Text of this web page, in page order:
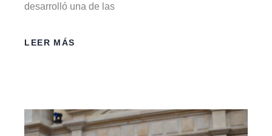
desarrolló una de las
LEER MÁS